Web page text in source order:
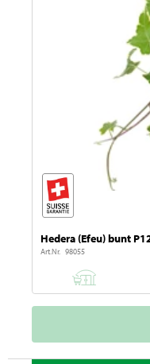
Hedera (Efeu) bunt
Art.Nr. 98055